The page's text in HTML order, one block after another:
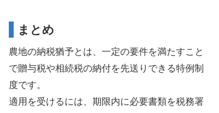
まとめ
農地の納税猶予とは、一定の要件を満たすこと
で贈与税や相続税の納付を先送りできる特例制
度です。
適用を受けるには、期限内に必要書類を税務署